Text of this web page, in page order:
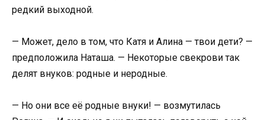
редкий выходной.
— Может, дело в том, что Катя и Алина — твои дети? —
предположила Наташа. — Некоторые свекрови так
делят внуков: родные и неродные.
— Но они все её родные внуки! — возмутилась